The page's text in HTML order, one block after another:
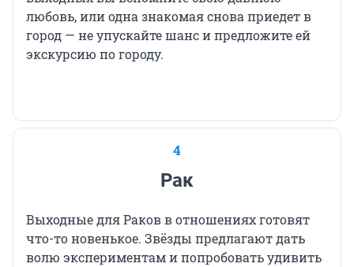
любовь, или одна знакомая снова приедет в
город — не упускайте шанс и предложите ей
экскурсию по городу.
4
Рак
Выходные для Раков в отношениях готовят
что-то новенькое. Звёзды предлагают дать
волю экспериментам и попробовать удивить